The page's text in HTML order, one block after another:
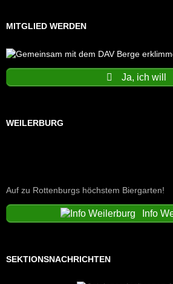
MITGLIED WERDEN
Ja, ich will
WEILERBURG
Auf zu Rottenburgs höchstem Biergarten!
Info
SEKTIONSNACHRICHTEN